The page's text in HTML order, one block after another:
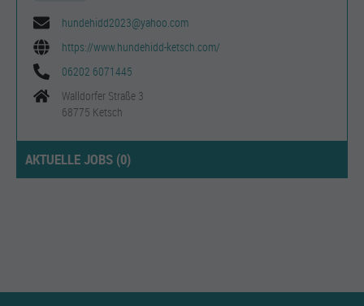
hundehidd2023@yahoo.com
https://www.hundehidd-ketsch.com/
06202 6071445
Walldorfer Straße 3
68775 Ketsch
AKTUELLE JOBS (0)